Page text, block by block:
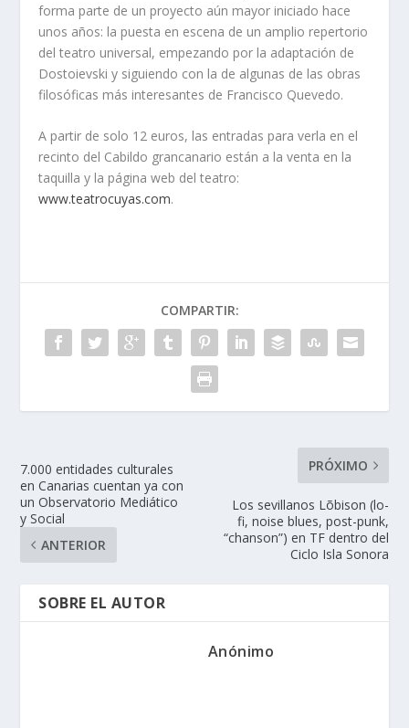
forma parte de un proyecto aún mayor iniciado hace
unos años: la puesta en escena de un amplio repertorio
del teatro universal, empezando por la adaptación de
Dostoievski y siguiendo con la de algunas de las obras
filosóficas más interesantes de Francisco Quevedo.
A partir de solo 12 euros, las entradas para verla en el
recinto del Cabildo grancanario están a la venta en la
taquilla y la página web del teatro:
www.teatrocuyas.com.
COMPARTIR:
7.000 entidades culturales
en Canarias cuentan ya con
un Observatorio Mediático
y Social
ANTERIOR
PRÓXIMO
Los sevillanos Lõbison (lo-
fi, noise blues, post-punk,
“chanson”) en TF dentro del
Ciclo Isla Sonora
SOBRE EL AUTOR
Anónimo